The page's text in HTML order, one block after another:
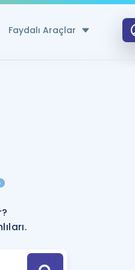
Faydalı Araçlar
Hesaplama Aracı
için Öneriler
Tek Takvimde
Hoca ile seni sınava